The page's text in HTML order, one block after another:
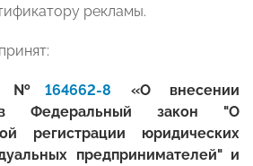
рекламы.
принят:
№ 164662-8 «О внесении
Федеральный закон "О
регистрации юридических
предпринимателей" и